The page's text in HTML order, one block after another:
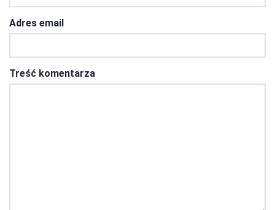
Adres email
Treść komentarza